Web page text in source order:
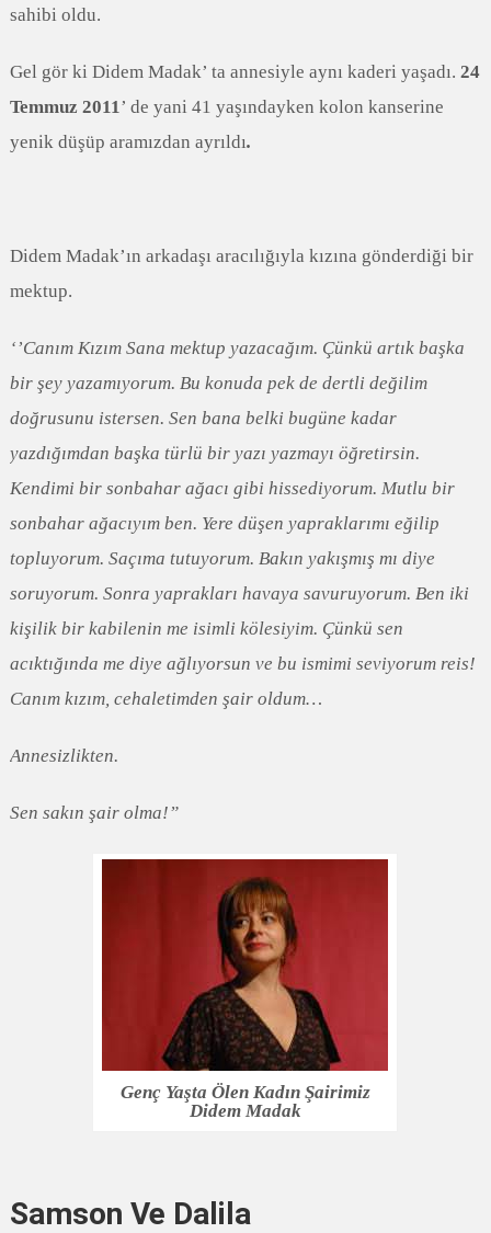
sahibi oldu.
Gel gör ki Didem Madak’ ta annesiyle aynı kaderi yaşadı. 24
Temmuz 2011’ de yani 41 yaşındayken kolon kanserine
yenik düşüp aramızdan ayrıldı.
Didem Madak’ın arkadaşı aracılığıyla kızına gönderdiği bir
mektup.
‘’Canım Kızım Sana mektup yazacağım. Çünkü artık başka
bir şey yazamıyorum. Bu konuda pek de dertli değilim
doğrusunu istersen. Sen bana belki bugüne kadar
yazdığımdan başka türlü bir yazı yazmayı öğretirsin.
Kendimi bir sonbahar ağacı gibi hissediyorum. Mutlu bir
sonbahar ağacıyım ben. Yere düşen yapraklarımı eğilip
topluyorum. Saçıma tutuyorum. Bakın yakışmış mı diye
soruyorum. Sonra yaprakları havaya savuruyorum. Ben iki
kişilik bir kabilenin me isimli kölesiyim. Çünkü sen
acıktığında me diye ağlıyorsun ve bu ismimi seviyorum reis!
Canım kızım, cehaletimden şair oldum…
Annesizlikten.
Sen sakın şair olma!”
Genç Yaşta Ölen Kadın Şairimiz
Didem Madak
Samson Ve Dalila